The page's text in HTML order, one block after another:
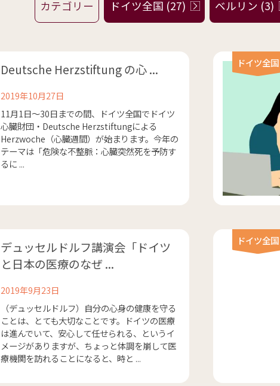
ドイツ全国 (27) ベルリン (3)
Deutsche Herzstiftung の心 ...
2019年10月27日
11月1日～30日までの間、ドイツ全国でドイツ
心臓財団・Deutsche Herzstiftungによる
Herzwoche（心臓週間）が始まります。今年の
テーマは「危険な不整脈：心臓突然死を予防す
るに ...
ドイツ全国
デュッセルドルフ講演会「ドイツ
と日本の医療のなぜ ...
2019年9月23日
（デュッセルドルフ）自分の心身の健康を守る
ことは、とても大切なことです。ドイツの医療
は進んでいて、安心して任せられる、というイ
メージがありますが、ちょっと体調を崩して医
療機関を訪れることになると、時と ...
ドイツ全国